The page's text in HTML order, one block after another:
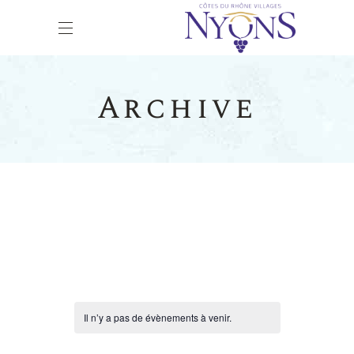
Archive
Il n’y a pas de évènements à venir.